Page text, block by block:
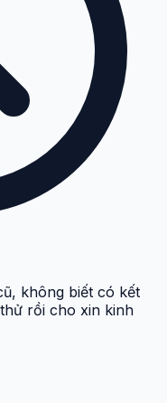
không biết có kết
rồi cho xin kinh